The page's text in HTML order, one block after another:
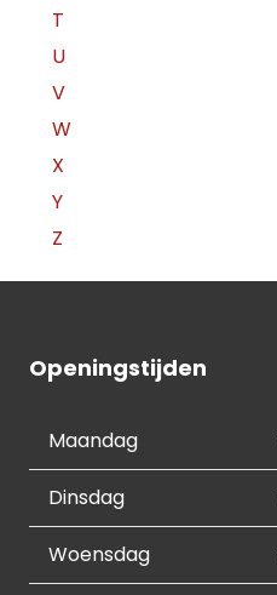
T
U
V
W
X
Y
Z
Openingstijden
Maandag
Dinsdag
Woensdag